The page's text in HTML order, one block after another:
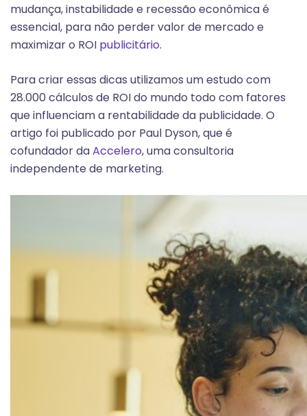
mudança, instabilidade e recessão econômica é
essencial, para não perder valor de mercado e
maximizar o ROI publicitário.
Para criar essas dicas utilizamos um estudo com
28.000 cálculos de ROI do mundo todo com fatores
que influenciam a rentabilidade da publicidade. O
artigo foi publicado por Paul Dyson, que é
cofundador daAccelero, uma consultoria
independente de marketing.